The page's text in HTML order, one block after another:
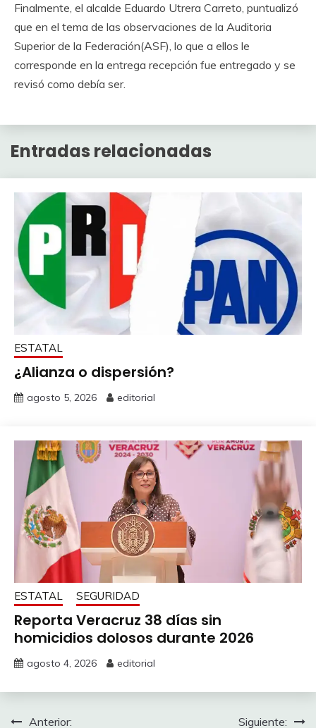
Finalmente, el alcalde Eduardo Utrera Carreto, puntualizó
que en el tema de las observaciones de la Auditoria
Superior de la Federación(ASF), lo que a ellos le
corresponde en la entrega recepción fue entregado y se
revisó como debía ser.
Entradas relacionadas
ESTATAL
¿Alianza o dispersión?
agosto 5, 2026 editorial
ESTATAL SEGURIDAD
Reporta Veracruz 38 días sin
homicidios dolosos durante 2026
agosto 4, 2026 editorial
Anterior: Siguiente: